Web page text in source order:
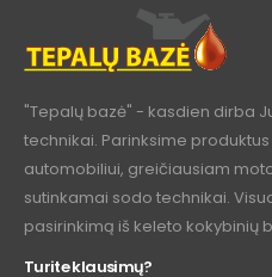
"Tepalų bazė" - kasdien dirba
technikai. Parinksime
automobiliui, greičiausiam
sutinkamai sodo technikai.
pasirinkimą iš keleto kokybinių
Turite klausimų?